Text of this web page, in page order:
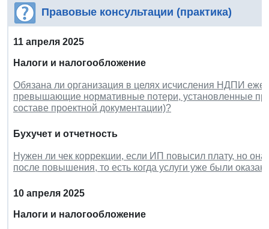
Правовые консультации (практика)
11 апреля 2025
Налоги и налогообложение
Обязана ли организация в целях исчисления НДПИ
превышающие нормативные потери, установленные
составе проектной документации)?
Бухучет и отчетность
Нужен ли чек коррекции, если ИП повысил плату, но
после повышения, то есть когда услуги уже были
10 апреля 2025
Налоги и налогообложение